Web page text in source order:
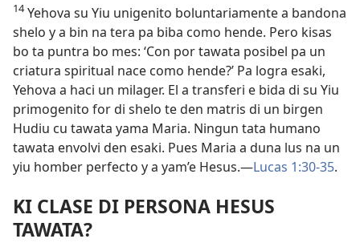
14Yehova su Yiu unigenito boluntariamente a bandona
shelo y a bin na tera pa biba como hende. Pero kisas
bo ta puntra bo mes: ‘Con por tawata posibel pa un
criatura spiritual nace como hende?’ Pa logra esaki,
Yehova a haci un milager. El a transferi e bida di su Yiu
primogenito for di shelo te den matris di un birgen
Hudiu cu tawata yama Maria. Ningun tata humano
tawata envolvi den esaki. Pues Maria a duna lus na un
yiu homber perfecto y a yam’e Hesus.—Lucas 1:30-35.
KI CLASE DI PERSONA HESUS
TAWATA?